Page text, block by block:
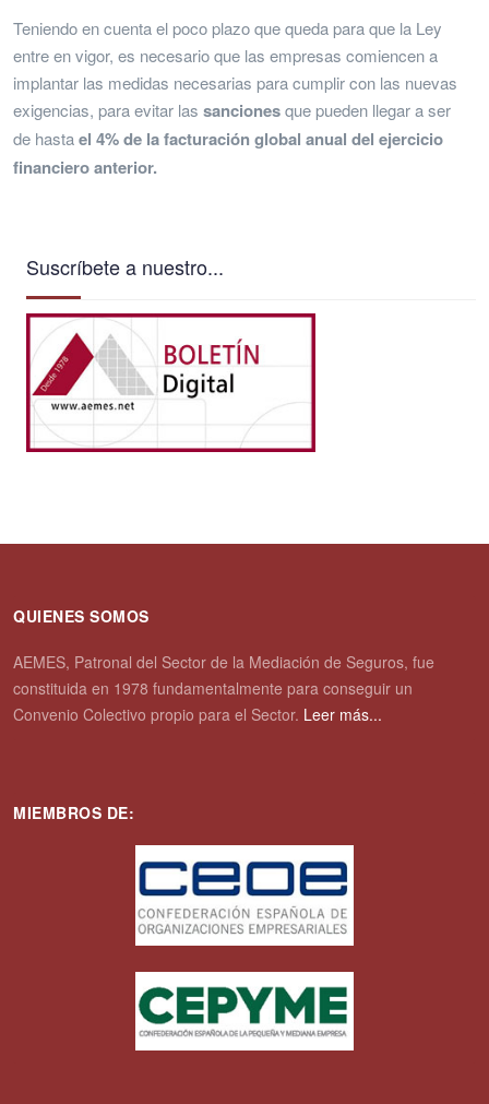
Teniendo en cuenta el poco plazo que queda para que la Ley
entre en vigor, es necesario que las empresas comiencen a
implantar las medidas necesarias para cumplir con las nuevas
exigencias, para evitar las sancionesque pueden llegar a ser
de hastael 4% de la facturación global anual del ejercicio
financiero anterior.
Suscríbete a nuestro...
QUIENES SOMOS
AEMES, Patronal del Sector de la Mediación de Seguros, fue
constituida en 1978 fundamentalmente para conseguir un
Convenio Colectivo propio para el Sector. Leer más...
MIEMBROS DE: